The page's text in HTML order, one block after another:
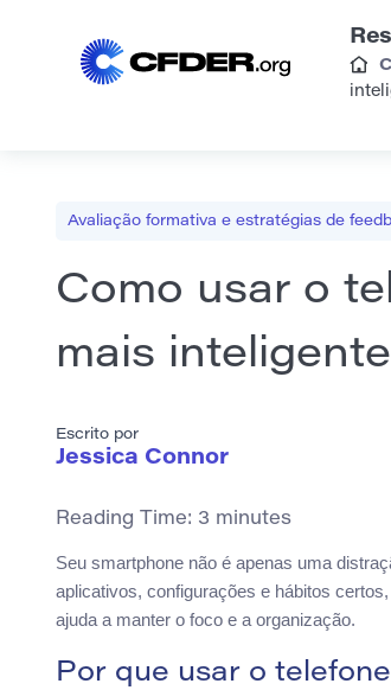
Avaliação formativa e estratégias de
Como usar o
mais inteligente
Escrito por
Jessica Connor
Reading Time: 3 minutes
Seu smartphone não é apenas uma
aplicativos, configurações e hábitos
ajuda a manter o foco e a organização.
Por que usar o